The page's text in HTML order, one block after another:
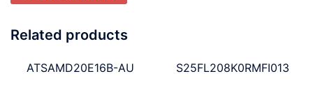
Related products
ATSAMD20E16B-AU S25FL208K0RMFI013